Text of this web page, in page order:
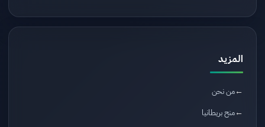
المزيد
من نحن
منح بريطانيا